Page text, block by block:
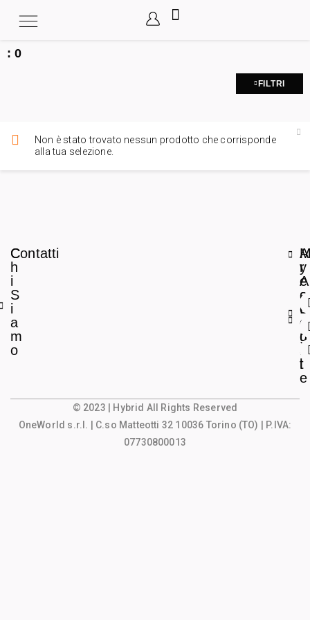
:0
FILTRI
Non è stato trovato nessun prodotto che corrisponde
alla tua selezione.
C
h
i
S
i
a
m
o
Contatti
A
r
e
a
L
e
g
l
e
y
A
c
c
o
u
t
© 2023 | Hybrid All Rights Reserved
OneWorld s.r.l.
| C.so Matteotti 32 10036 Torino (TO) | P.IVA:
07730800013